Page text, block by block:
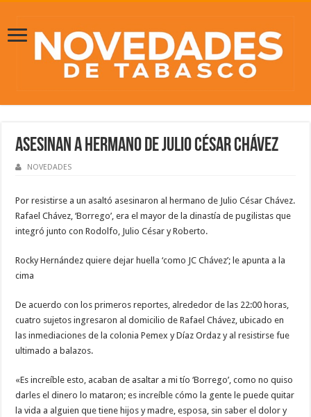
Asesinan a hermano de Julio César Chávez
NOVEDADES
Por resistirse a un asaltó asesinaron al hermano de Julio César Chávez.
Rafael Chávez, ‘Borrego’, era el mayor de la dinastía de pugilistas que
integró junto con Rodolfo, Julio César y Roberto.
Rocky Hernández quiere dejar huella ‘como JC Chávez’; le apunta a la
cima
De acuerdo con los primeros reportes, alrededor de las 22:00 horas,
cuatro sujetos ingresaron al domicilio de Rafael Chávez, ubicado en
las inmediaciones de la colonia Pemex y Díaz Ordaz y al resistirse fue
ultimado a balazos.
«Es increíble esto, acaban de asaltar a mi tío ‘Borrego’, como no quiso
darles el dinero lo mataron; es increíble cómo la gente le puede quitar
la vida a alguien que tiene hijos y madre, esposa, sin saber el dolor y